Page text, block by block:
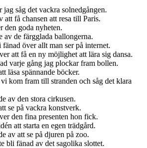
jag såg det vackra solnedgången.
att få chansen att resa till Paris.
den goda nyheten.
av de färgglada ballongerna.
över allt man ser på internet.
att få en ny möjlighet att lära sig dansa.
varje gång jag plockar fram bollen.
läsa spännande böcker.
kom fram till stranden och såg det klara
av den stora cirkusen.
se på vackra konstverk.
den fina presenten hon fick.
att starta en egen trädgård.
av att se på djuren på zoo.
bli fänad av det sagolika slottet.